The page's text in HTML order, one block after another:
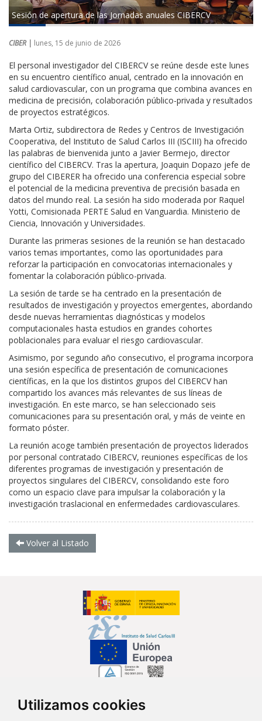
Utilizamos cookies
Sesión de apertura de las Jornadas anuales CIBERCV
CIBER | lunes, 15 de junio de 2026
El personal investigador del CIBERCV se reúne desde este lunes
en su encuentro científico anual, centrado en la innovación en
salud cardiovascular, con un programa que combina avances en
medicina de precisión, colaboración público-privada y resultados
de proyectos estratégicos.
Marta Ortiz, subdirectora de Redes y Centros de Investigación
Cooperativa, del Instituto de Salud Carlos III (ISCIII) ha ofrecido
las palabras de bienvenida junto a Javier Bermejo, director
científico del CIBERCV. Tras la apertura, Joaquin Dopazo jefe de
grupo del CIBERER ha ofrecido una conferencia especial sobre
el potencial de la medicina preventiva de precisión basada en
datos del mundo real. La sesión ha sido moderada por Raquel
Yotti, Comisionada PERTE Salud en Vanguardia. Ministerio de
Ciencia, Innovación y Universidades.
Durante las primeras sesiones de la reunión se han destacado
varios temas importantes, como las oportunidades para
reforzar la participación en convocatorias internacionales y
fomentar la colaboración público-privada.
La sesión de tarde se ha centrado en la presentación de
resultados de investigación y proyectos emergentes, abordando
desde nuevas herramientas diagnósticas y modelos
computacionales hasta estudios en grandes cohortes
poblacionales para evaluar el riesgo cardiovascular.
Asimismo, por segundo año consecutivo, el programa incorpora
una sesión específica de presentación de comunicaciones
científicas, en la que los distintos grupos del CIBERCV han
compartido los avances más relevantes de sus líneas de
investigación. En este marco, se han seleccionado seis
comunicaciones para su presentación oral, y más de veinte en
formato póster.
La reunión acoge también presentación de proyectos liderados
por personal contratado CIBERCV, reuniones específicas de los
diferentes programas de investigación y presentación de
proyectos singulares del CIBERCV, consolidando este foro
como un espacio clave para impulsar la colaboración y la
investigación traslacional en enfermedades cardiovasculares.
Volver al Listado
Síguenos en...